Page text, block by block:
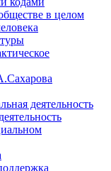
в целом
деятельность